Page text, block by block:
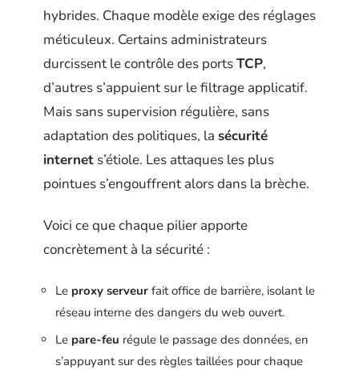
hybrides. Chaque modèle exige des réglages
méticuleux. Certains administrateurs
durcissent le contrôle des portsTCP,
d’autres s’appuient sur le filtrage applicatif.
Mais sans supervision régulière, sans
adaptation des politiques, la sécurité
internet s’étiole. Les attaques les plus
pointues s’engouffrent alors dans la brèche.
Voici ce que chaque pilier apporte
concrètement à la sécurité :
Le proxy serveur fait office de barrière, isolant le
réseau interne des dangers du web ouvert.
Le pare-feu régule le passage des données, en
s’appuyant sur des règles taillées pour chaque